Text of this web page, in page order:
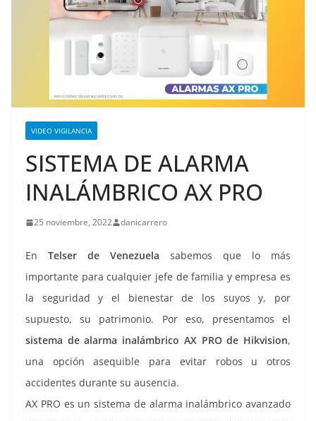
VIDEO VIGILANCIA
SISTEMA DE ALARMA
INALÁMBRICO AX PRO
25 noviembre, 2022 danicarrero
En Telser de Venezuela sabemos que lo más
importante para cualquier jefe de familia y empresa es
la seguridad y el bienestar de los suyos y, por
supuesto, su patrimonio. Por eso, presentamos el
sistema de alarma inalámbrico AX PRO de Hikvision,
una opción asequible para evitar robos u otros
accidentes durante su ausencia.
AX PRO es un sistema de alarma inalámbrico avanzado